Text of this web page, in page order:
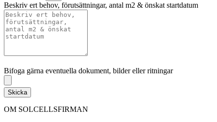
Beskriv ert behov, förutsättningar, antal m2 & önskat startdatum
Bifoga gärna eventuella dokument, bilder eller ritningar
Skicka
OM SOLCELLSFIRMAN